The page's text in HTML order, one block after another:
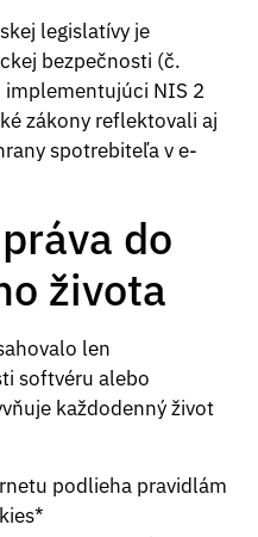
legislatívy je
bezpečnosti (č.
NIS 2
zákony reflektovali aj
spotrebiteľa v e-
do
života
len
softvéru alebo
každodenný život
podlieha pravidlám